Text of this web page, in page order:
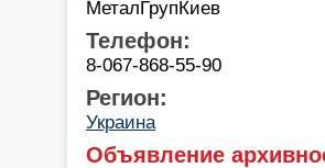
МеталГрупКиев
Телефон:
8-067-868-55-90
Регион:
Украина
Объявление